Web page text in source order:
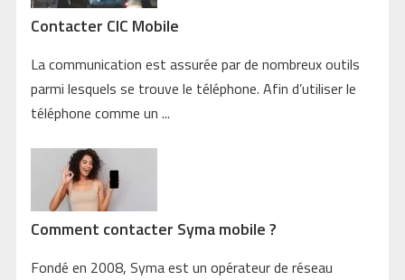
Contacter CIC Mobile
La communication est assurée par de nombreux outils
parmi lesquels se trouve le téléphone. Afin d’utiliser le
téléphone comme un ...
Comment contacter Syma mobile ?
Fondé en 2008, Syma est un opérateur de réseau